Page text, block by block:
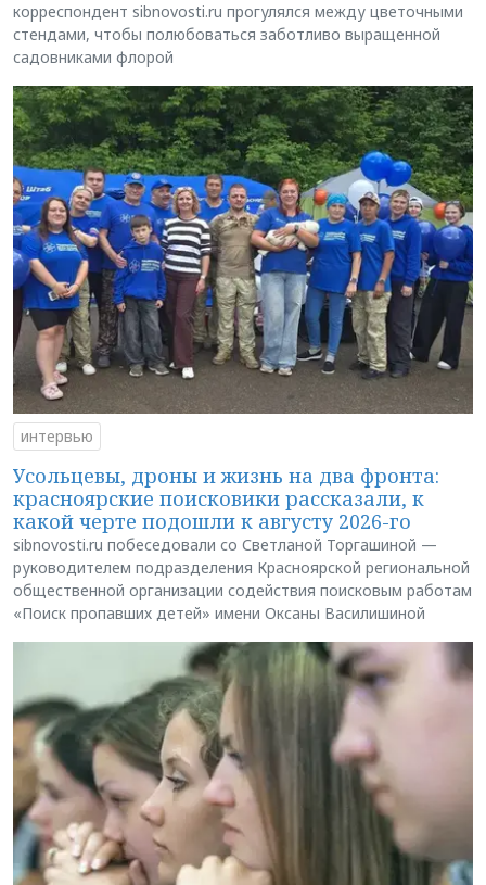
корреспондент sibnovosti.ru прогулялся между цветочными
стендами, чтобы полюбоваться заботливо выращенной
садовниками флорой
интервью
Усольцевы, дроны и жизнь на два фронта:
красноярские поисковики рассказали, к
какой черте подошли к августу 2026-го
sibnovosti.ru побеседовали со Светланой Торгашиной —
руководителем подразделения Красноярской региональной
общественной организации содействия поисковым работам
«Поиск пропавших детей» имени Оксаны Василишиной